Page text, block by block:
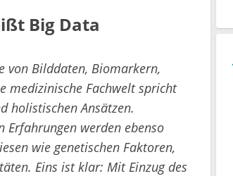
Big Data
von Bilddaten, Biomarkern,
medizinische Fachwelt spricht
holistischen Ansätzen.
Erfahrungen werden ebenso
wie genetischen Faktoren,
Eins ist klar: Mit Einzug des